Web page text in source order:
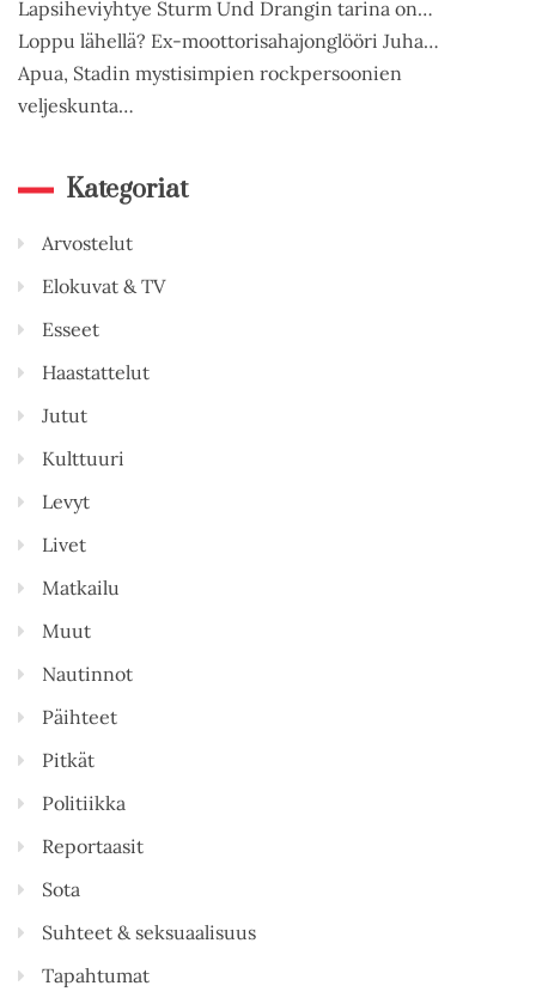
Lapsiheviyhtye Sturm Und Drangin tarina on…
Loppu lähellä? Ex-moottorisahajonglööri Juha…
Apua, Stadin mystisimpien rockpersoonien
veljeskunta…
Kategoriat
Arvostelut
Elokuvat & TV
Esseet
Haastattelut
Jutut
Kulttuuri
Levyt
Livet
Matkailu
Muut
Nautinnot
Päihteet
Pitkät
Politiikka
Reportaasit
Sota
Suhteet & seksuaalisuus
Tapahtumat